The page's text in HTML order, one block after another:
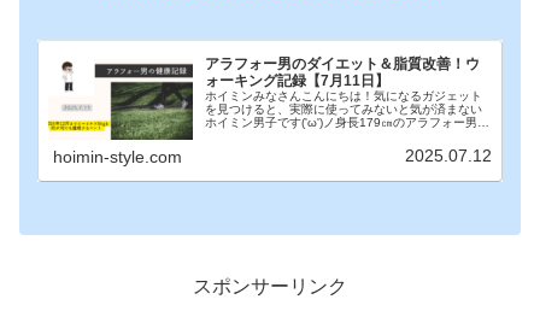
アラフォー男のダイエット＆脂質改善！ウ
ォーキング記録【7月11日】
ホイミンみなさんこんにちは！気になるガジェット
を見つけると、実際に使ってみないと気が済まない
ホイミン男子です('ω')ノ身長179㎝のアラフォー男が
に健康管理に取り組んでいます！本記事は7...
hoimin-style.com 2025.07.12
スポンサーリンク